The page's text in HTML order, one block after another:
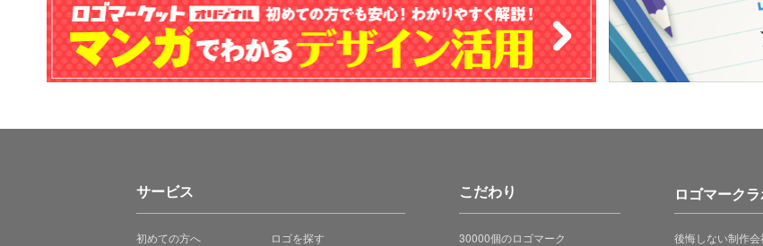
サービス
初めての方へ
ロゴを探す
こだわり
30000個のロゴマーク
ロゴマーク
後悔しない制作